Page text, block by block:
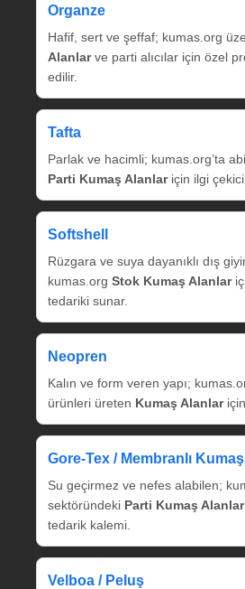
Organze
Hafif, sert ve şeffaf; kumas.org
Alanlarve parti alıcılar için özel
edilir.
Tafta
Parlak ve hacimli; kumas.org’ta
Parti Kumaş Alanlariçin ilgi
Softshell
Rüzgara ve suya dayanıklı dış
kumas.org Stok Kumaş Alanlar
tedariki sunar.
Neopren
Kalın ve form veren yapı;
ürünleri üreten Kumaş Alanlar
Gore‑Tex / Membranlı Kumaş
Su geçirmez ve nefes alabilen;
sektöründeki Parti Kumaş Alanlar
tedarik kalemi.
Velboa / Peluş